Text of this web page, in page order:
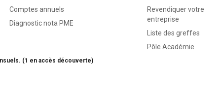
Comptes annuels
Diagnostic nota PME
Revendiquer votre
entreprise
Liste des greffes
Pôle Académie
(1 en accès découverte)